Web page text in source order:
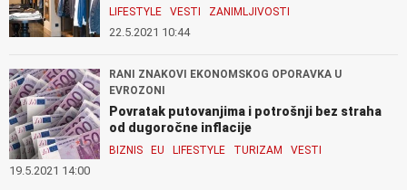
LIFESTYLE VESTI ZANIMLJIVOSTI
22.5.2021 10:44
RANI ZNAKOVI EKONOMSKOG OPORAVKA U
EVROZONI
Povratak putovanjima i potrošnji bez straha
od dugoročne inflacije
BIZNIS EU LIFESTYLE TURIZAM VESTI
19.5.2021 14:00